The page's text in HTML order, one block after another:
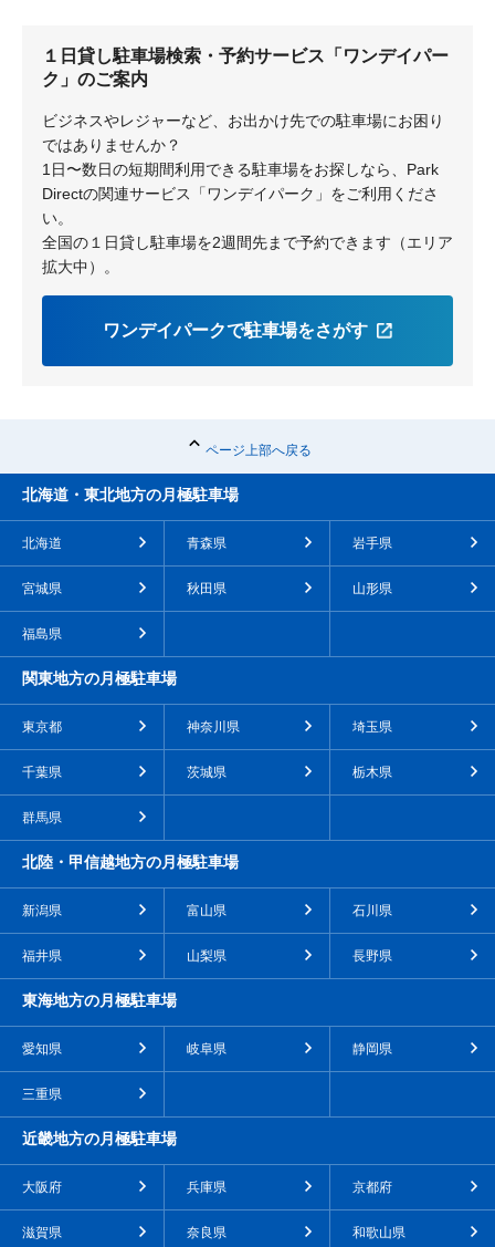
結崎
１日貸し駐車場検索・予約サービス「ワンデイパー
ク」のご案内
ビジネスやレジャーなど、お出かけ先での駐車場にお困り
ではありませんか？
1日〜数日の短期間利用できる駐車場をお探しなら、Park
Directの関連サービス「ワンデイパーク」をご利用くださ
い。
全国の１日貸し駐車場を2週間先まで予約できます（エリア
拡大中）。
ワンデイパークで駐車場をさがす
ページ上部へ戻る
北海道・東北地方の月極駐車場
北海道 青森県 岩手県
宮城県 秋田県 山形県
福島県
関東地方の月極駐車場
東京都 神奈川県 埼玉県
千葉県 茨城県 栃木県
群馬県
北陸・甲信越地方の月極駐車場
新潟県 富山県 石川県
福井県 山梨県 長野県
東海地方の月極駐車場
愛知県 岐阜県 静岡県
三重県
近畿地方の月極駐車場
大阪府 兵庫県 京都府
滋賀県 奈良県 和歌山県